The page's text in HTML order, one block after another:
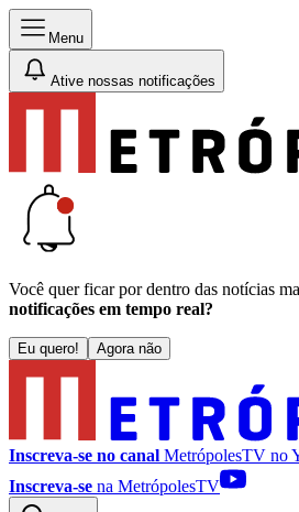
Menu
Ative nossas notificações
Você quer ficar por dentro das notícias
notificações em tempo real?
Eu quero! Agora não
Inscreva-se no canal MetrópolesTV no
Inscreva-se na MetrópolesTV